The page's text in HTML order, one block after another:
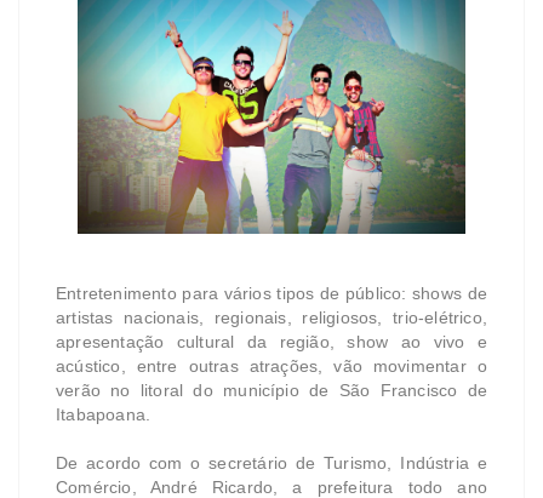
Entretenimento para vários tipos de público: shows de
artistas nacionais, regionais, religiosos, trio-elétrico,
apresentação cultural da região, show ao vivo e
acústico, entre outras atrações, vão movimentar o
verão no litoral do município de São Francisco de
Itabapoana.
De acordo com o secretário de Turismo, Indústria e
Comércio, André Ricardo, a prefeitura todo ano